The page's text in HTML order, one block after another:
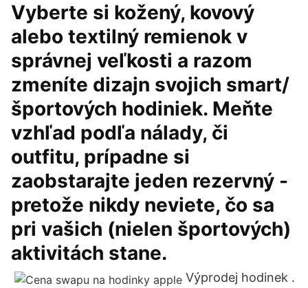
Vyberte si kožený, kovový
alebo textilný remienok v
správnej veľkosti a razom
zmeníte dizajn svojich smart/
športových hodiniek. Meňte
vzhľad podľa nálady, či
outfitu, prípadne si
zaobstarajte jeden rezervný -
pretože nikdy neviete, čo sa
pri vašich (nielen športových)
aktivitách stane.
Výprodej hodinek .